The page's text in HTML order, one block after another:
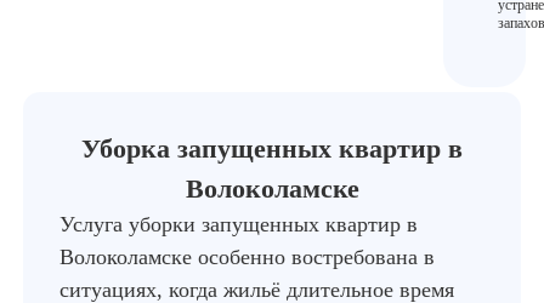
Уборка запущенных квартир в
Волоколамске
Услуга уборки запущенных квартир в
Волоколамске особенно востребована в
ситуациях, когда жильё длительное время